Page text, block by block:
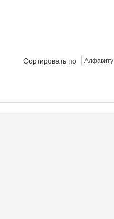
Сортировать по Алфавиту